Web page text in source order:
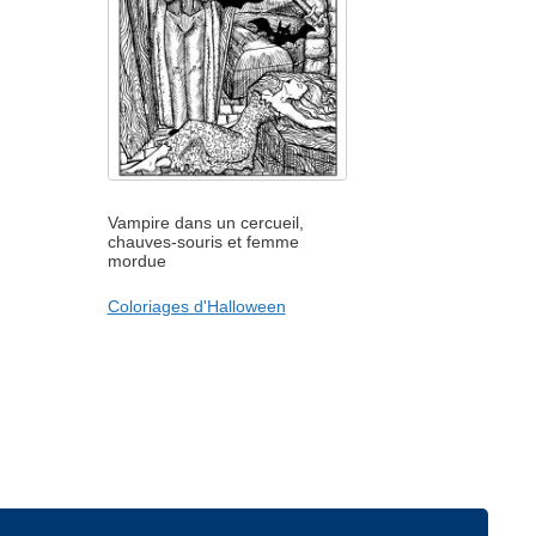
Vampire dans un cercueil,
chauves-souris et femme
mordue
Coloriages d'Halloween